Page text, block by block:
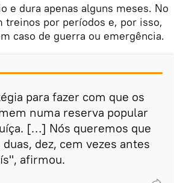
e dura apenas alguns meses. No
treinos por períodos e, por isso,
caso de guerra ou emergência.
para fazer com que os
numa reserva popular
[…] Nós queremos que
dez, cem vezes antes
afirmou.